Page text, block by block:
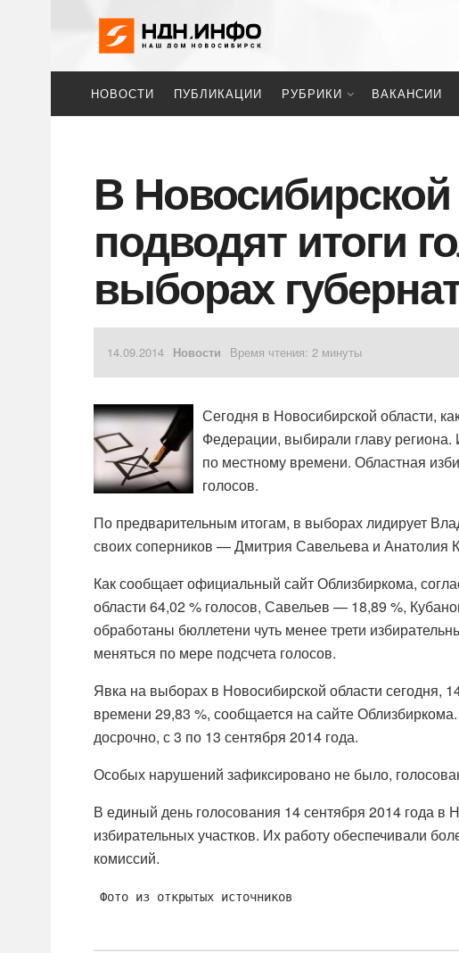
НОВОСТИ ПУБЛИКАЦИИ РУБРИКИ ВАКАНСИИ
В
подводят итоги
выборах
14.09.2014 Новости Время чтения: 2 минуты
Сегодня в Новосибирской области,
Федерации, выбирали главу региона.
по местному времени. Областная
голосов.
По предварительным итогам, в выборах лидирует
своих соперников — Дмитрия Савельева и Анатолия
Как сообщает официальный сайт Облизбиркома,
области 64,02 % голосов, Савельев — 18,89 %,
обработаны бюллетени чуть менее трети
меняться по мере подсчета голосов.
Явка на выборах в Новосибирской области сегодня,
времени 29,83 %, сообщается на сайте
досрочно, с 3 по 13 сентября 2014 года.
Особых нарушений зафиксировано не было,
В единый день голосования 14 сентября 2014 года в
избирательных участков. Их работу обеспечивали
комиссий.
Фото из открытых источников